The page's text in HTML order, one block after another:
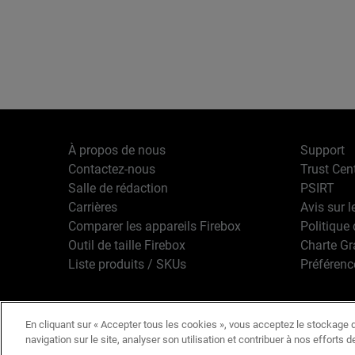
À propos de nous
Contactez-nous
Salle de rédaction
Carrières
Comparer les appareils Firebox
Outil de taille Firebox
Liste produits / SKUs
Support
Trust
PSIRT
Avis sur
Politique
Charte
Français Copyright ©
En cliquant sur « Accepter tous les cookies », vous acceptez le stockage
navigation sur le site, analyser son utilisation et contribuer à nos efforts